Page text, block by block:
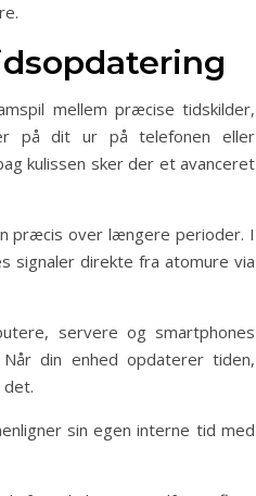
mellem præcise tidskilder,
på dit ur på telefonen eller
kulissen sker der et avanceret
præcis over længere perioder. I
signaler direkte fra atomure via
servere og smartphones
din enhed opdaterer tiden,
sin egen interne tid med